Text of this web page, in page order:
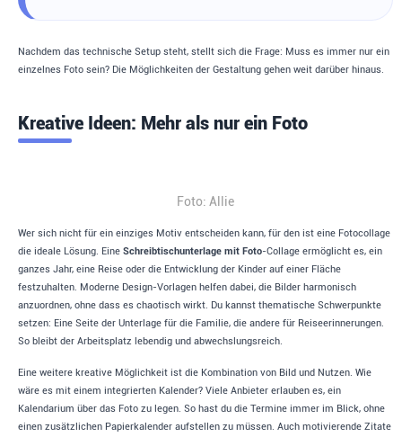
Nachdem das technische Setup steht, stellt sich die Frage: Muss es immer nur ein
einzelnes Foto sein? Die Möglichkeiten der Gestaltung gehen weit darüber hinaus.
Kreative Ideen: Mehr als nur ein Foto
Foto: Allie
Wer sich nicht für ein einziges Motiv entscheiden kann, für den ist eine Fotocollage
die ideale Lösung. Eine Schreibtischunterlage mit Foto-Collage ermöglicht es, ein
ganzes Jahr, eine Reise oder die Entwicklung der Kinder auf einer Fläche
festzuhalten. Moderne Design-Vorlagen helfen dabei, die Bilder harmonisch
anzuordnen, ohne dass es chaotisch wirkt. Du kannst thematische Schwerpunkte
setzen: Eine Seite der Unterlage für die Familie, die andere für Reiseerinnerungen.
So bleibt der Arbeitsplatz lebendig und abwechslungsreich.
Eine weitere kreative Möglichkeit ist die Kombination von Bild und Nutzen. Wie
wäre es mit einem integrierten Kalender? Viele Anbieter erlauben es, ein
Kalendarium über das Foto zu legen. So hast du die Termine immer im Blick, ohne
einen zusätzlichen Papierkalender aufstellen zu müssen. Auch motivierende Zitate